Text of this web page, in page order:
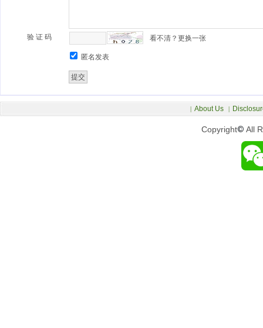
验 证 码 看不清？更换一张
匿名发表
Copyright© All
| About Us |